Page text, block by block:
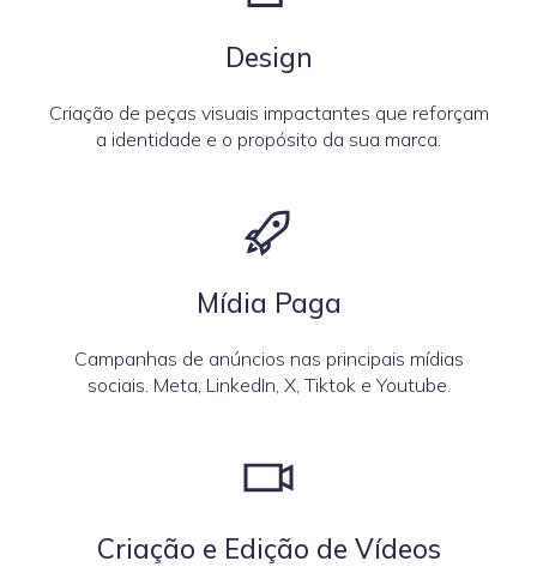
Design
Criação de peças visuais impactantes que reforçam
a identidade e o propósito da sua marca.
Mídia Paga
Campanhas de anúncios nas principais mídias
sociais. Meta, LinkedIn, X, Tiktok e Youtube.
Criação e Edição de Vídeos